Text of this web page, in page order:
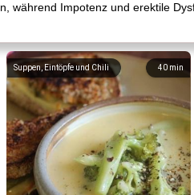
während Impotenz und erektile
40 min
Suppen, Eintöpfe und Chili